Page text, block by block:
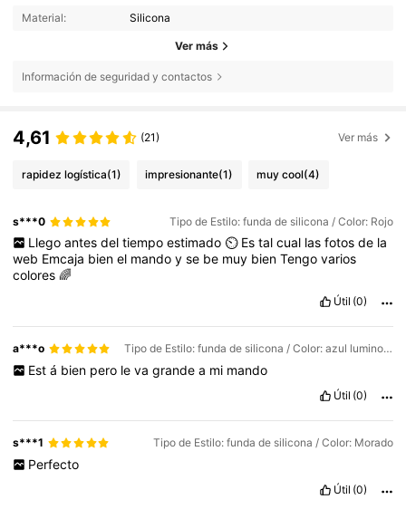
Material: Silicona
Ver más
Información de seguridad y contactos
4,61 (21) Ver más
rapidez logística(1) impresionante(1) muy cool(4)
s***0 Tipo de Estilo: funda de silicona / Color: Rojo
Llego antes del tiempo estimado ⏲️ Es tal cual las fotos de la
web Emcaja bienel mandoyse be muy bienTengovarios
colores🌈
Útil (0)
a***o Tipo de Estilo: funda de silicona / Color: azul luminoso
Est á bien pero le va grande a mi mando
Útil (0)
s***1 Tipo de Estilo: funda de silicona / Color: Morado
Perfecto
Útil (0)